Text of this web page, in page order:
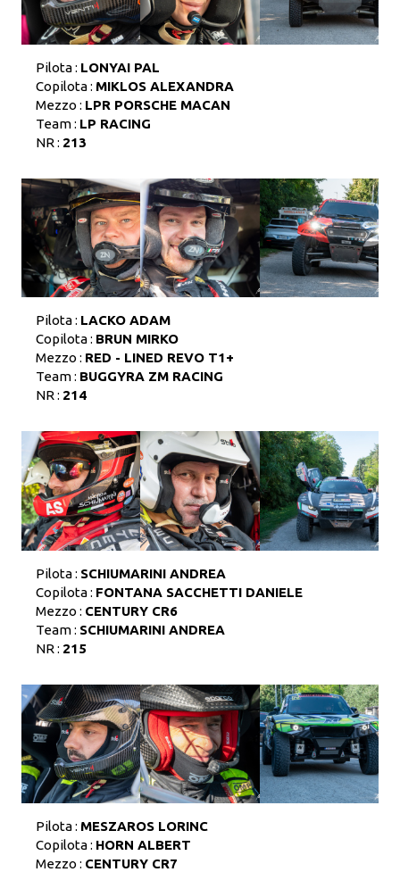
Pilota : LONYAI PAL
Copilota : MIKLOS ALEXANDRA
Mezzo : LPR PORSCHE MACAN
Team : LP RACING
NR : 213
Pilota : LACKO ADAM
Copilota : BRUN MIRKO
Mezzo : RED - LINED REVO T1+
Team : BUGGYRA ZM RACING
NR : 214
Pilota : SCHIUMARINI ANDREA
Copilota : FONTANA SACCHETTI DANIELE
Mezzo : CENTURY CR6
Team : SCHIUMARINI ANDREA
NR : 215
Pilota : MESZAROS LORINC
Copilota : HORN ALBERT
Mezzo : CENTURY CR7